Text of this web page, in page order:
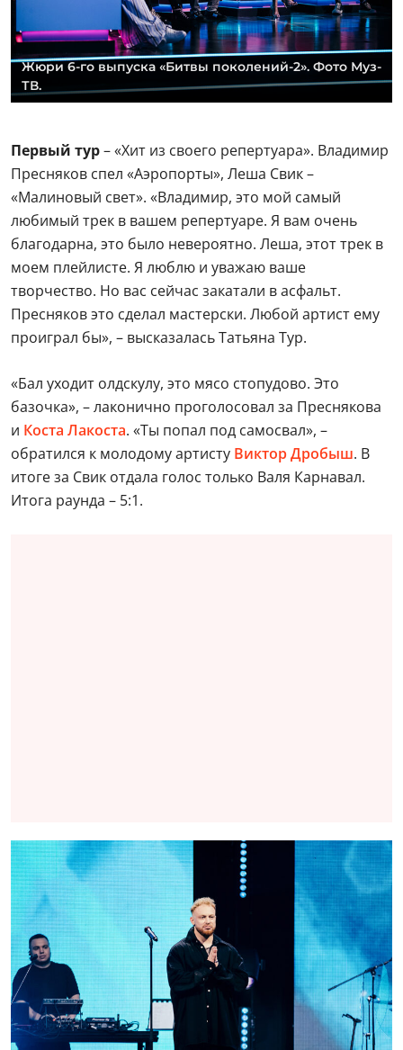
Жюри 6-го выпуска «Битвы поколений-2». Фото Муз-
ТВ.
Первый тур– «Хит из своего репертуара». Владимир
Пресняков спел «Аэропорты», Леша Свик –
«Малиновый свет». «Владимир, это мой самый
любимый трек в вашем репертуаре. Я вам очень
благодарна, это было невероятно. Леша, этот трек в
моем плейлисте. Я люблю и уважаю ваше
творчество. Но вас сейчас закатали в асфальт.
Пресняков это сделал мастерски. Любой артист ему
проиграл бы», – высказалась Татьяна Тур.
«Бал уходит олдскулу, это мясо стопудово. Это
базочка», – лаконично проголосовал за Преснякова
и Коста Лакоста. «Ты попал под самосвал», –
обратился к молодому артисту Виктор Дробыш. В
итоге за Свик отдала голос только Валя Карнавал.
Итога раунда – 5:1.